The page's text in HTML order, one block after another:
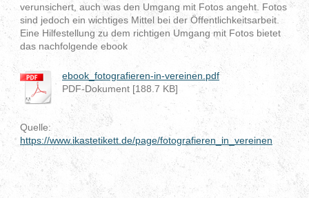
verunsichert, auch was den Umgang mit Fotos angeht. Fotos
sind jedoch ein wichtiges Mittel bei der Öffentlichkeitsarbeit.
Eine Hilfestellung zu dem richtigen Umgang mit Fotos bietet
das nachfolgende ebook
ebook_fotografieren-in-vereinen.pdf
PDF-Dokument [188.7 KB]
Quelle:
https://www.ikastetikett.de/page/fotografieren_in_vereinen